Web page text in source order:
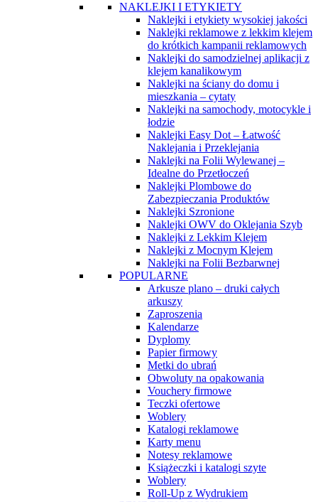
NAKLEJKI I ETYKIETY
Naklejki i etykiety wysokiej jakości
Naklejki reklamowe z lekkim klejem
do krótkich kampanii reklamowych
Naklejki do samodzielnej aplikacji z
klejem kanalikowym
Naklejki na ściany do domu i
mieszkania – cytaty
Naklejki na samochody, motocykle i
łodzie
Naklejki Easy Dot – Łatwość
Naklejania i Przeklejania
Naklejki na Folii Wylewanej –
Idealne do Przetłoczeń
Naklejki Plombowe do
Zabezpieczania Produktów
Naklejki Szronione
Naklejki OWV do Oklejania Szyb
Naklejki z Lekkim Klejem
Naklejki z Mocnym Klejem
Naklejki na Folii Bezbarwnej
POPULARNE
Arkusze plano – druki całych
arkuszy
Zaproszenia
Kalendarze
Dyplomy
Papier firmowy
Metki do ubrań
Obwoluty na opakowania
Vouchery firmowe
Teczki ofertowe
Woblery
Katalogi reklamowe
Karty menu
Notesy reklamowe
Książeczki i katalogi szyte
Woblery
Roll-Up z Wydrukiem